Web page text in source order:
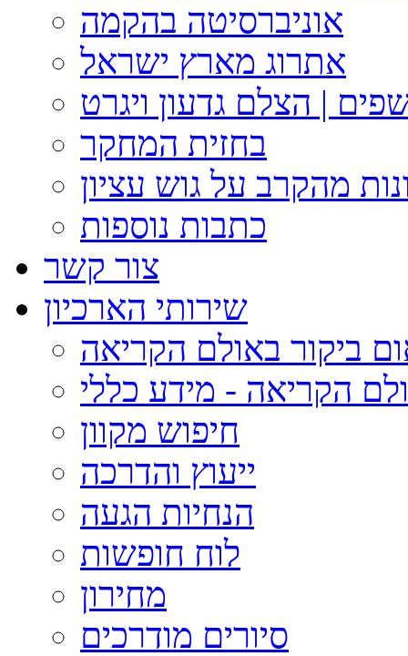
אוניברסיטה בהקמה
אתרוג מארץ ישראל
| הצלם גדעון ויגרט
בחזית המחקר
מהקרב על גוש עציון
כתבות נוספות
צור קשר
שירותי הארכיון
ביקור באולם הקריאה
הקריאה - מידע כללי
חיפוש מקוון
ייעוץ והדרכה
הנחיות הגעה
לוח חופשות
מחירון
סיורים מודרכים